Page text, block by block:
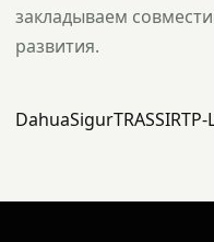
закладываем
развития.
DahuaSigurTRASSIRTP-